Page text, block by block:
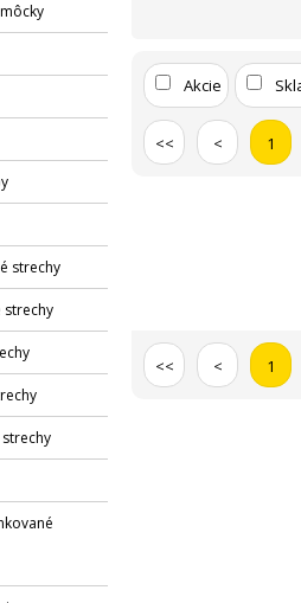
strechy
strechy
Akcie
<< < 1
<< < 1